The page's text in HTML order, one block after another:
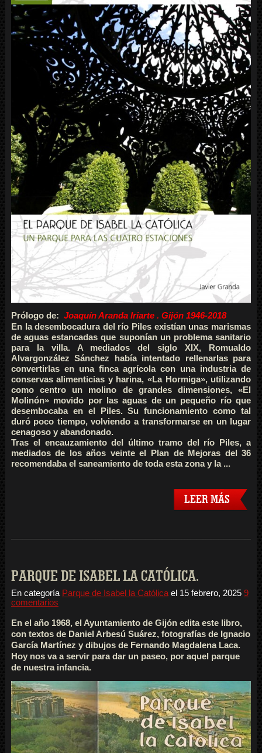
Prólogo de: Joaquín Aranda Iriarte . Gijón 1946-2018
En la desembocadura del río Piles existían unas marismas
de aguas estancadas que suponían un problema sanitario
para la villa. A mediados del siglo XIX, Romualdo
Alvargonzález Sánchez había intentado rellenarlas para
convertirlas en una finca agrícola con una industria de
conservas alimenticias y harina, «La Hormiga», utilizando
como centro un molino de grandes dimensiones, «El
Molinón» movido por las aguas de un pequeño río que
desembocaba en el Piles. Su funcionamiento como tal
duró poco tiempo, volviendo a transformarse en un lugar
cenagoso y abandonado.
Tras el encauzamiento del último tramo del río Piles, a
mediados de los años veinte el Plan de Mejoras del 36
recomendaba el saneamiento de toda esta zona y la ...
LEER MÁS
PARQUE DE ISABEL LA CATÓLICA.
En categoría Parque de Isabel la Católicael 15 febrero, 2025 9
comentarios
En el año 1968, el Ayuntamiento de Gijón edita este libro,
con textos de Daniel Arbesú Suárez, fotografías de Ignacio
García Martínez y dibujos de Fernando Magdalena Laca.
Hoy nos va a servir para dar un paseo, por aquel parque
de nuestra infancia.